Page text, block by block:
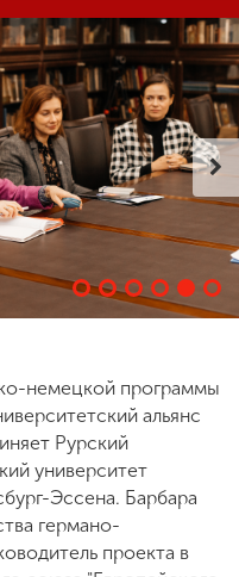
немецкой программы
альянс
Рурский
университет
Эссена. Барбара
германо-
проекта в